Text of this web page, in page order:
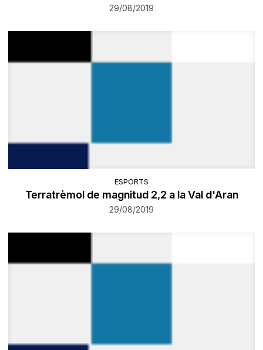
29/08/2019
ESPORTS
Terratrèmol de magnitud 2,2 a la Val d'Aran
29/08/2019